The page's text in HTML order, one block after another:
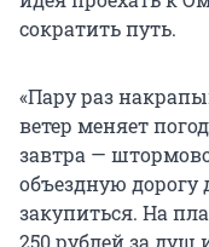
сократить путь.
«Пару раз
ветер меняет
завтра —
объездную дорогу
закупиться. На
250 рублей за душ